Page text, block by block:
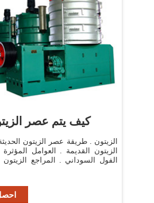
كيف يتم عصر
الزيتون القديمة . العوامل
الفول السوداني . المراجع